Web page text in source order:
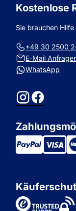
Kostenlose
Sie brauchen
+49 30 2500
E-Mail
WhatsApp
InstagramFacebook